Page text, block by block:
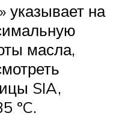
указывает на
масла,
SIA,
ºC.